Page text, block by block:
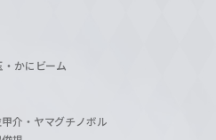
かにビーム
介・ヤマグチノボル